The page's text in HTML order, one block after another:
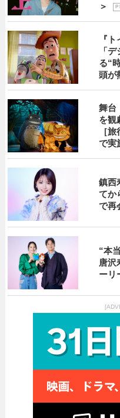
＞
P
『
「
る“
頭が
舞台
を観
［
で実
鎮西
てか
で再
“本
唐沢
ーリ